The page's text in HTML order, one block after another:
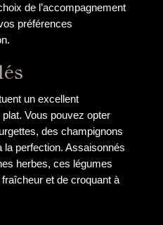
de l’accompagnement
préférences
un excellent
Vous pouvez opter
des champignons
la perfection. Assaisonnés
herbes, ces légumes
et de croquant à